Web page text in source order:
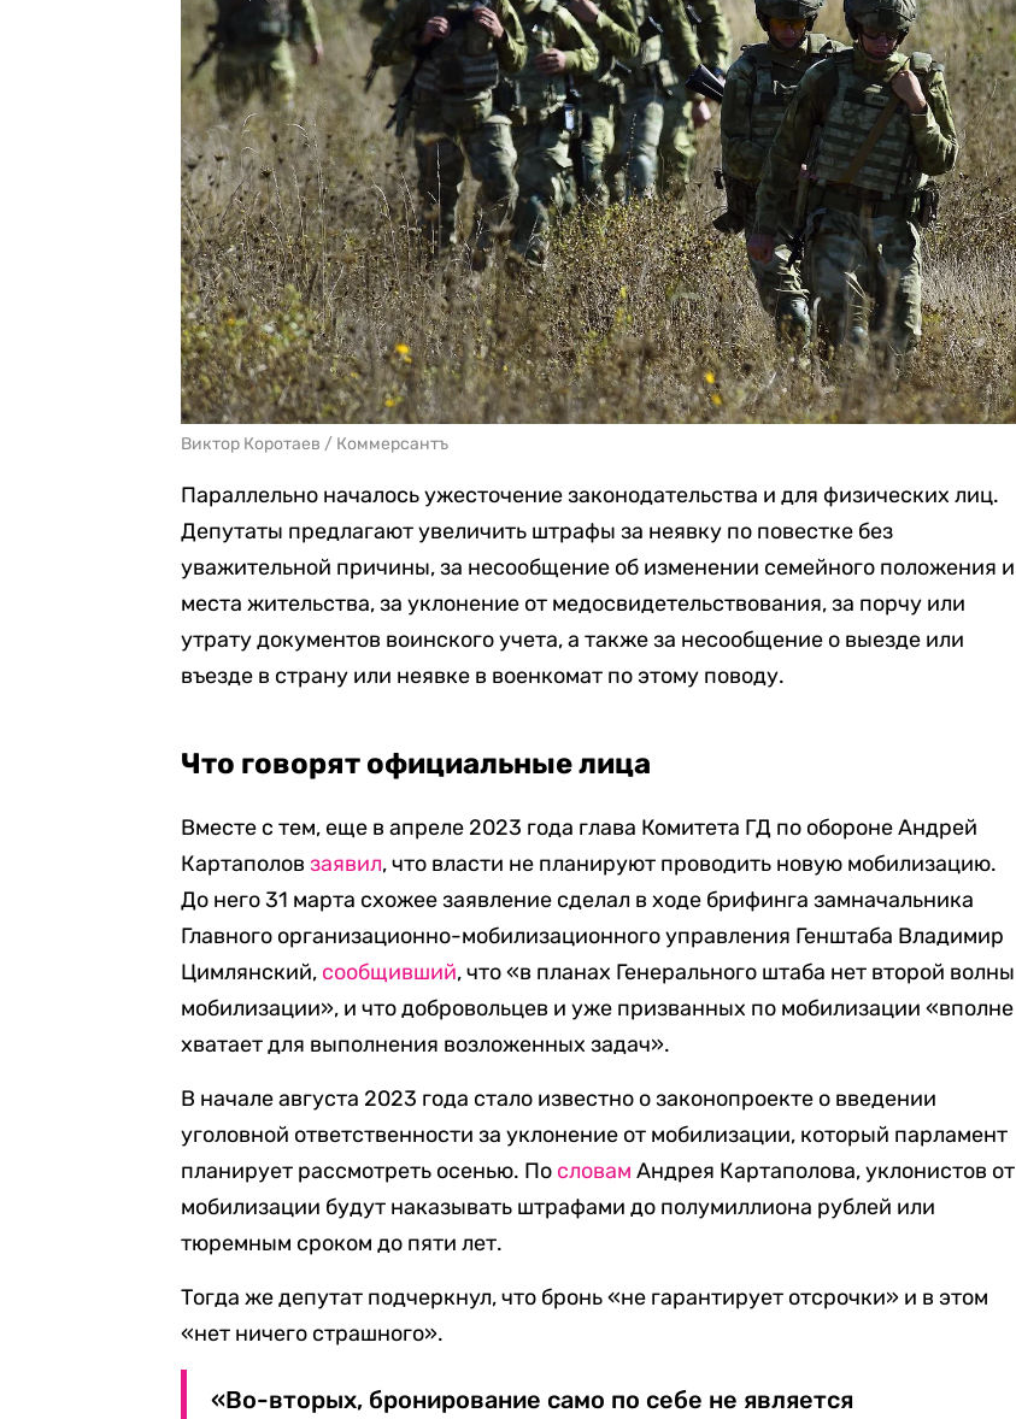
Виктор Коротаев / Коммерсантъ
Параллельно началось ужесточение законодательства и для физических лиц.
Депутаты предлагают увеличить штрафы за неявку по повестке без
уважительной причины, за несообщение об изменении семейного положения и
места жительства, за уклонение от медосвидетельствования, за порчу или
утрату документов воинского учета, а также за несообщение о выезде или
въезде в страну или неявке в военкомат по этому поводу.
Что говорят официальные лица
Вместе с тем, еще в апреле 2023 года глава Комитета ГД по обороне Андрей
Картаполов заявил, что власти не планируют проводить новую мобилизацию.
До него 31 марта схожее заявление сделал в ходе брифинга замначальника
Главного организационно-мобилизационного управления Генштаба Владимир
Цимлянский, сообщивший, что «в планах Генерального штаба нет второй волны
мобилизации», и что добровольцев и уже призванных по мобилизации «вполне
хватает для выполнения возложенных задач».
В начале августа 2023 года стало известно о законопроекте о введении
уголовной ответственности за уклонение от мобилизации, который парламент
планирует рассмотреть осенью. По словам Андрея Картаполова, уклонистов от
мобилизации будут наказывать штрафами до полумиллиона рублей или
тюремным сроком до пяти лет.
Тогда же депутат подчеркнул, что бронь «не гарантирует отсрочки» и в этом
«нет ничего страшного».
«Во-вторых, бронирование само по себе не является